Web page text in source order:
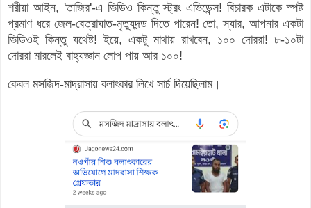
শরীয়া আইন, 'তাজির'-এ ভিডিও কিন্তু স্ট্রং এভিডেন্স! বিচারক এটাকে স্পষ্ট
প্রমাণ ধরে জেল-বেত্রাঘাত-মৃত্যুদন্ড দিতে পারেন! তো, স্যার, আপনার একটা
ভিডিওই কিন্তু যথেষ্ট! ইয়ে, একটু মাথায় রাখবেন, ১০০ দোররা! ৮-১০টা
দোররা মারলেই বাহ্যজ্ঞান লোপ পায় আর ১০০!
কেবল মসজিদ-মাদ্রাসায় বলাৎকার লিখে সার্চ দিয়েছিলাম।